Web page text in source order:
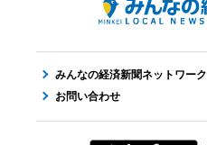
みんなの経済新聞ネットワーク
お問い合わせ